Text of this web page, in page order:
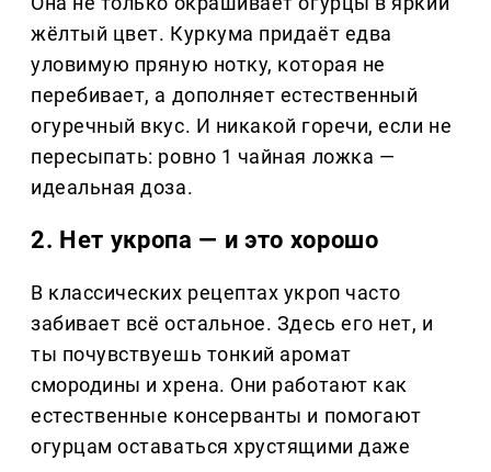
жёлтый цвет. Куркума придаёт едва
уловимую пряную нотку, которая не
перебивает, а дополняет естественный
огуречный вкус. И никакой горечи, если не
пересыпать: ровно 1 чайная ложка —
идеальная доза.
2. Нет укропа — и это хорошо
В классических рецептах укроп часто
забивает всё остальное. Здесь его нет, и
ты почувствуешь тонкий аромат
смородины и хрена. Они работают как
естественные консерванты и помогают
огурцам оставаться хрустящими даже